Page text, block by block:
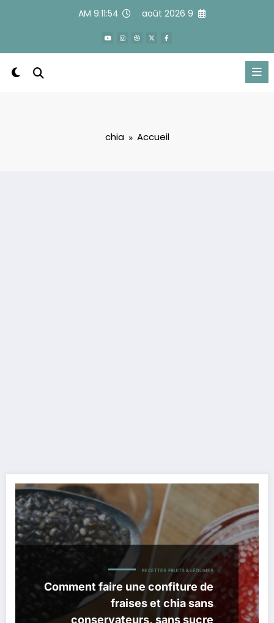
9 août 2026
9:11:55 AM
Accueil
chia
RECETTES FRUITS & LÉGUMES
Comment faire une confiture de
fraises et chia sans
conservateurs, sans sucre